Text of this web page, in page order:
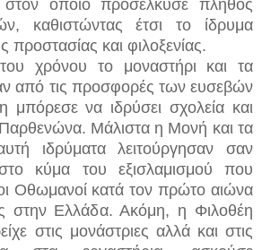
οποίο προσέλκυσε πλήθος
καθιστώντας έτσι το ίδρυμα
προστασίας και φιλοξενίας.
χρόνου το μοναστήρι και τα
από τις προσφορές των ευσεβών
μπόρεσε να ιδρύσει σχολεία και
Μάλιστα η Μονή και τα
ιδρύματα λειτούργησαν σαν
κύμα του εξισλαμισμού που
Οθωμανοί κατά τον πρώτο αιώνα
στην Ελλάδα. Ακόμη, η Φιλοθέη
στις μονάστριες αλλά και στις